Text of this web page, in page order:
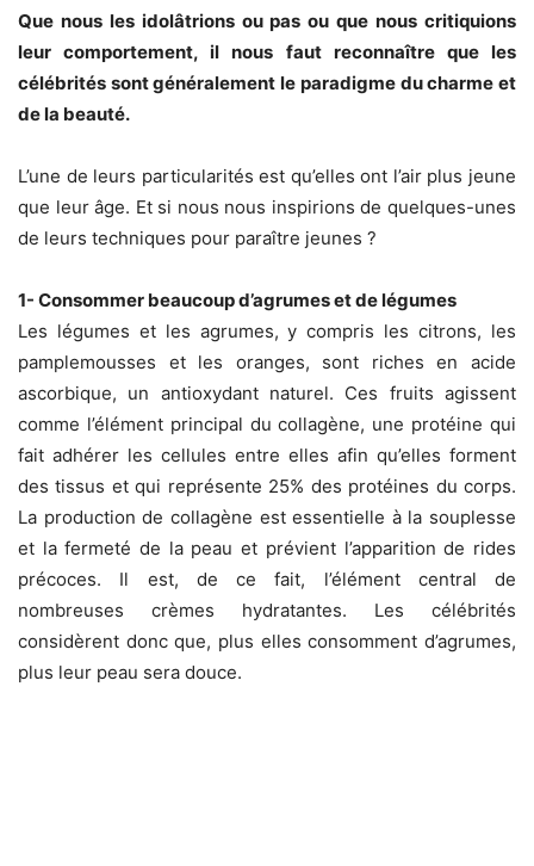
Que nous les idolâtrions ou pas ou que nous critiquions
leur comportement, il nous faut reconnaître que les
célébrités sont généralement le paradigme du charme et
de la beauté.
L’une de leurs particularités est qu’elles ont l’air plus jeune
que leur âge. Et si nous nous inspirions de quelques-unes
de leurs techniques pour paraître jeunes ?
1- Consommer beaucoup d’agrumes et de légumes
Les légumes et les agrumes, y compris les citrons, les
pamplemousses et les oranges, sont riches en acide
ascorbique, un antioxydant naturel. Ces fruits agissent
comme l’élément principal du collagène, une protéine qui
fait adhérer les cellules entre elles afin qu’elles forment
des tissus et qui représente 25% des protéines du corps.
La production de collagène est essentielle à la souplesse
et la fermeté de la peau et prévient l’apparition de rides
précoces. Il est, de ce fait, l’élément central de
nombreuses crèmes hydratantes. Les célébrités
considèrent donc que, plus elles consomment d’agrumes,
plus leur peau sera douce.